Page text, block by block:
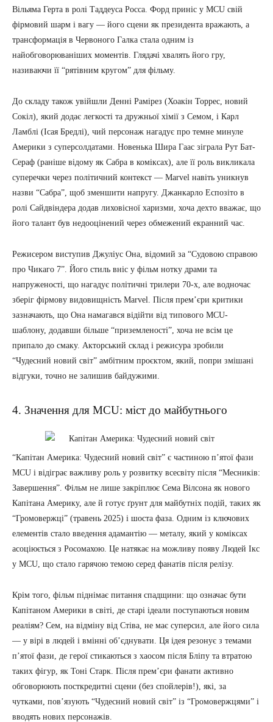
Вільяма Герта в ролі Таддеуса Росса. Форд приніс у MCU свій
фірмовий шарм і вагу — його сцени як президента вражають, а
трансформація в Червоного Галка стала одним із
найобговорюваніших моментів. Глядачі хвалять його гру,
називаючи її “рятівним кругом” для фільму.
До складу також увійшли Денні Рамірез (Хоакін Торрес, новий
Сокіл), який додає легкості та дружньої хімії з Семом, і Карл
Ламблі (Ісая Бредлі), чий персонаж нагадує про темне минуле
Америки з суперсолдатами. Новенька Шира Гаас зіграла Рут Бат-
Сераф (раніше відому як Сабра в коміксах), але її роль викликала
суперечки через політичний контекст — Marvel навіть уникнув
назви “Сабра”, щоб зменшити напругу. Джанкарло Еспозіто в
ролі Сайдвіндера додав лиховісної харизми, хоча дехто вважає, що
його талант був недооцінений через обмежений екранний час.
Режисером виступив Джуліус Она, відомий за “Судовою справою
про Чикаго 7”. Його стиль вніс у фільм нотку драми та
напруженості, що нагадує політичні трилери 70-х, але водночас
зберіг фірмову видовищність Marvel. Після прем’єри критики
зазначають, що Она намагався відійти від типового MCU-
шаблону, додавши більше “приземленості”, хоча не всім це
припало до смаку. Акторський склад і режисура зробили
“Чудесний новий світ” амбітним проєктом, який, попри змішані
відгуки, точно не залишив байдужими.
4. Значення для MCU: міст до майбутнього
“Капітан Америка: Чудесний новий світ” є частиною п’ятої фази
MCU і відіграє важливу роль у розвитку всесвіту після “Месників:
Завершення”. Фільм не лише закріплює Сема Вілсона як нового
Капітана Америку, але й готує ґрунт для майбутніх подій, таких як
“Громовержці” (травень 2025) і шоста фаза. Одним із ключових
елементів стало введення адамантію — металу, який у коміксах
асоціюється з Росомахою. Це натякає на можливу появу Людей Ікс
у MCU, що стало гарячою темою серед фанатів після релізу.
Крім того, фільм піднімає питання спадщини: що означає бути
Капітаном Америки в світі, де старі ідеали поступаються новим
реаліям? Сем, на відміну від Стіва, не має суперсил, але його сила
— у вірі в людей і вмінні об’єднувати. Ця ідея резонує з темами
п’ятої фази, де герої стикаються з хаосом після Бліпу та втратою
таких фігур, як Тоні Старк. Після прем’єри фанати активно
обговорюють посткредитні сцени (без спойлерів!), які, за
чутками, пов’язують “Чудесний новий світ” із “Громовержцями” і
вводять нових персонажів.